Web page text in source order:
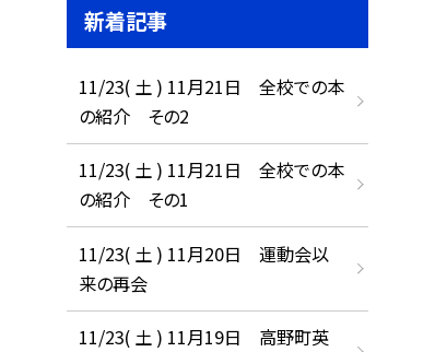
新着記事
11/23( 土 ) 11月21日 全校での本
の紹介 その2
11/23( 土 ) 11月21日 全校での本
の紹介 その1
11/23( 土 ) 11月20日 運動会以
来の再会
11/23( 土 ) 11月19日 高野町英